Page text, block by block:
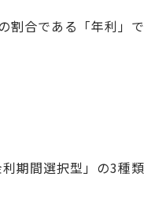
割合である「年利」で
期間選択型」の3種類